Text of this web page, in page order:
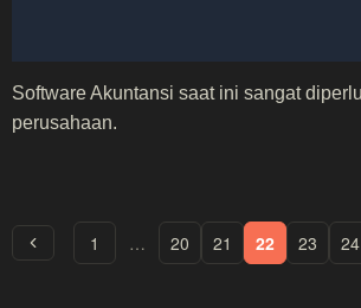
Software Akuntansi saat ini sangat
perusahaan.
1 … 20 21 22 23 24